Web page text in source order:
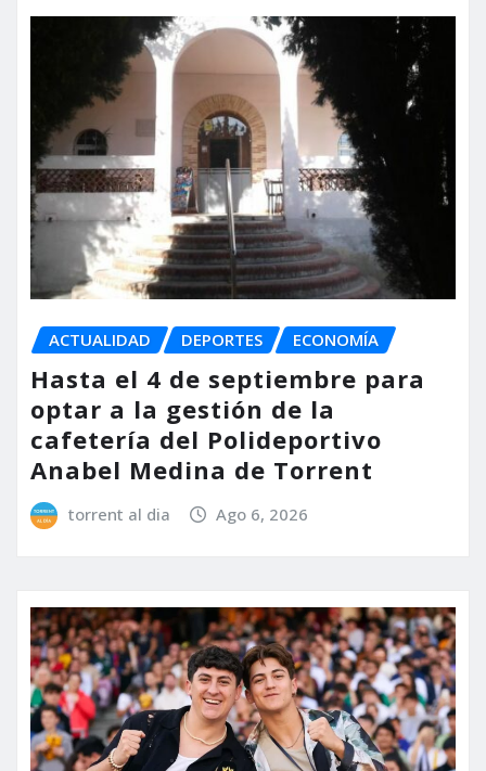
ACTUALIDAD DEPORTES ECONOMÍA
Hasta el 4 de septiembre para
optar a la gestión de la
cafetería del Polideportivo
Anabel Medina de Torrent
torrent al dia Ago 6, 2026